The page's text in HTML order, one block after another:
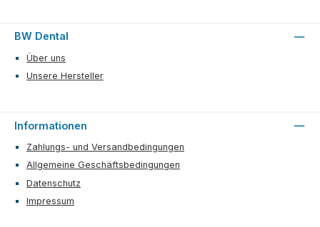
BW Dental
Über uns
Unsere Hersteller
Informationen
Zahlungs- und Versandbedingungen
Allgemeine Geschäftsbedingungen
Datenschutz
Impressum